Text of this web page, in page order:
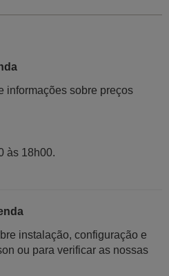
informações sobre preços
às 18h00.
instalação, configuração e
ou para verificar as nossas